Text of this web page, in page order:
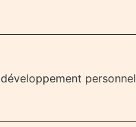
développement personnel